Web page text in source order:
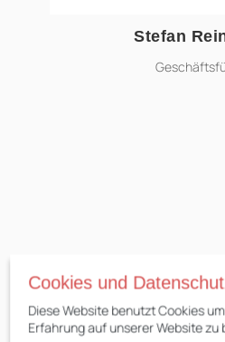
Stefan
Cookies und
Diese Website benutzt Cookies
Erfahrung auf unserer Website zu